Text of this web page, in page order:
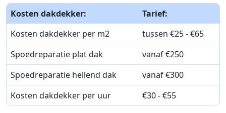
Kosten dakdekker:
Tarief:
Kosten dakdekker per m2
tussen €25 - €65
Spoedreparatie plat dak
vanaf €250
Spoedreparatie hellend dak
vanaf €300
Kosten dakdekker per uur
€30 - €55